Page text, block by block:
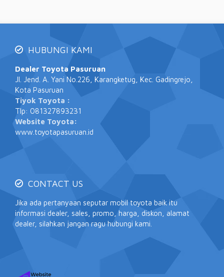
HUBUNGI KAMI
Dealer Toyota Pasuruan
Jl. Jend. A. Yani No.226, Karangketug, Kec. Gadingrejo,
Kota Pasuruan
Tiyok Toyota :
Tlp: 081327893231
Website Toyota:
www.toyotapasuruan.id
CONTACT US
Jika ada pertanyaan seputar mobil toyota baik itu
informasi dealer, sales, promo, harga, diskon, alamat
dealer, silahkan jangan ragu hubungi kami.